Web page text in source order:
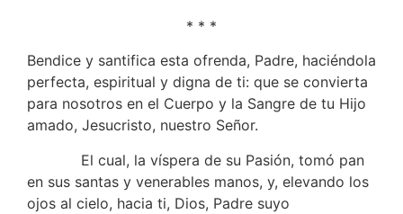
* * *
Bendice y santifica esta ofrenda, Padre, haciéndola
perfecta, espiritual y digna de ti: que se convierta
para nosotros en el Cuerpo y la Sangre de tu Hijo
amado, Jesucristo, nuestro Señor.
El cual, la víspera de su Pasión, tomó pan
en sus santas y venerables manos, y, elevando los
ojos al cielo, hacia ti, Dios, Padre suyo